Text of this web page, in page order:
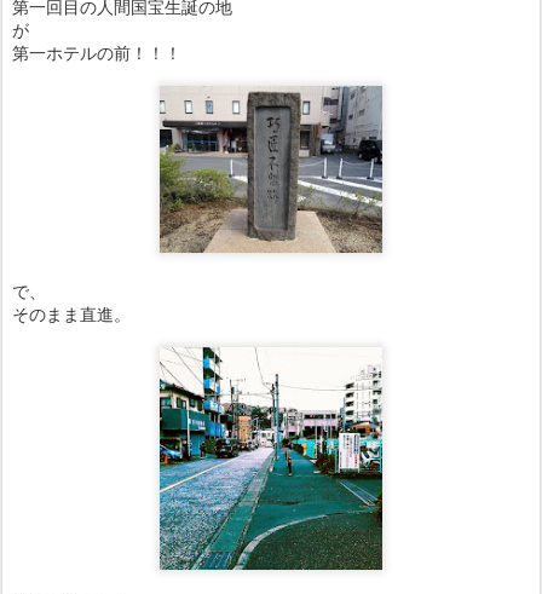
第一回目の人間国宝生誕の地
が
第一ホテルの前！！！
で、
そのまま直進。